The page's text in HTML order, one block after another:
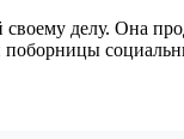
делу. Она
поборницы